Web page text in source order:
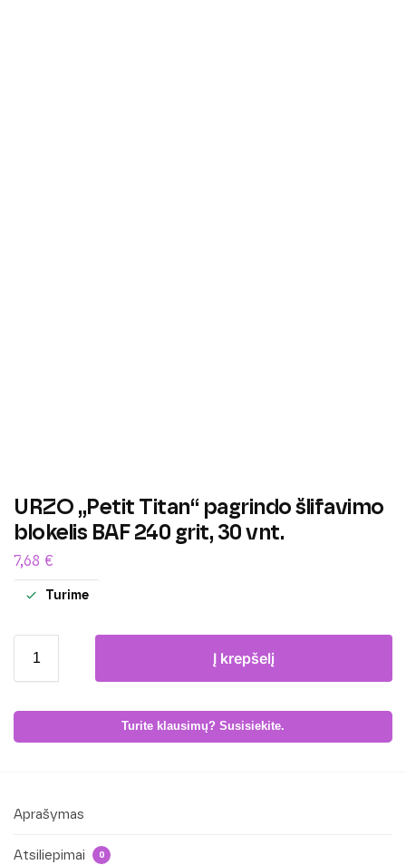
URZO „Petit Titan“ pagrindo šlifavimo
blokelis BAF 240 grit, 30 vnt.
7,68 €
Turime
Į krepšelį
Turite klausimų? Susisiekite.
Aprašymas
Atsiliepimai 0